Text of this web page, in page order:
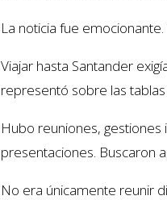
La noticia fue
Viajar hasta Santander
representó sobre las
Hubo reuniones,
presentaciones. Buscaron
No era únicamente reunir